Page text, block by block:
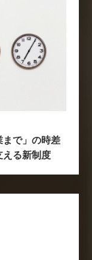
で」の時差
る新制度